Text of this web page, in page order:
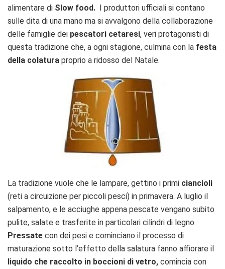
alimentare di Slow food. I produttori ufficiali si contano
sulle dita di una mano ma si avvalgono della collaborazione
delle famiglie dei pescatori cetaresi, veri protagonisti di
questa tradizione che, a ogni stagione, culmina con la festa
della colatura proprio a ridosso del Natale.
La tradizione vuole che le lampare, gettino i primi ciancioli
(reti a circuizione per piccoli pesci) in primavera. A luglio il
salpamento, e le acciughe appena pescate vengano subito
pulite, salate e trasferite in particolari cilindri di legno.
Pressate con dei pesi e cominciano il processo di
maturazione sotto l’effetto della salatura fanno affiorare il
liquido che raccolto in boccioni di vetro, comincia con